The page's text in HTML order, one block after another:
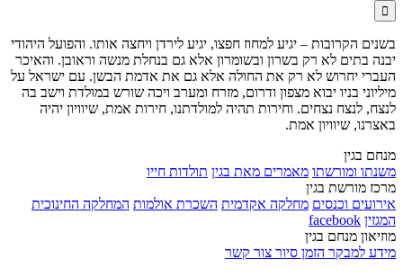

בשנים הקרובות – יגיע למחוז חפצו, יגיע לירדן ויחצה אותו. והפועל היהודי
יבנה בתים לא רק בשרון ובשומרון אלא גם בנחלת מנשה וראובן. והאיכר
העברי יחרוש לא רק את החולה אלא גם את אדמת הבשן. עם ישראל על
מיליוני בניו יבוא מצפון ודרום, מזרח ומערב ויכה שורש במולדת וישב בה
לנצח, לנצח נצחים. וחירות תהיה למולדתנו, חירות אמת, שיוויון יהיה
באצרנו, שיוויון אמת.
מנחם בגין
משנתו ומורשתו מאמרים מאת בגין תולדות חייו
מרכז מורשת בגין
אירועים וכנסים מחלקה אקדמית השכרת אולמות המחלקה החינוכית
המגזין facebook
מוזיאון מנחם בגין
מידע למבקר הזמן סיור צור קשר